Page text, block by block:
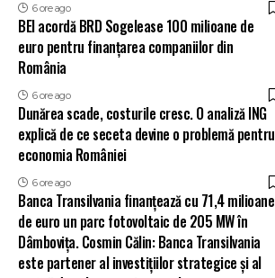
6 ore ago
BEI acordă BRD Sogelease 100 milioane de
euro pentru finanțarea companiilor din
România
6 ore ago
Dunărea scade, costurile cresc. O analiză ING
explică de ce seceta devine o problemă pentru
economia României
6 ore ago
Banca Transilvania finanțează cu 71,4 milioane
de euro un parc fotovoltaic de 205 MW în
Dâmbovița. Cosmin Călin: Banca Transilvania
este partener al investițiilor strategice și al